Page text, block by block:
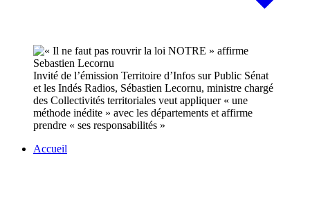
Invité de l’émission Territoire d’Infos sur Public Sénat
et les Indés Radios, Sébastien Lecornu, ministre chargé
des Collectivités territoriales veut appliquer « une
méthode inédite » avec les départements et affirme
prendre « ses responsabilités »
Accueil